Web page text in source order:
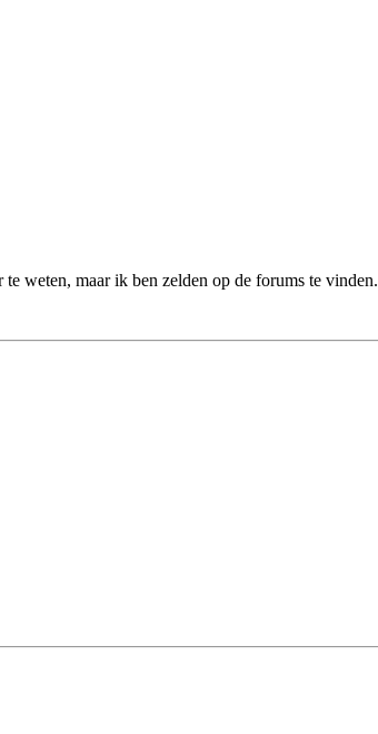
weten, maar ik ben zelden op de forums te vinden.